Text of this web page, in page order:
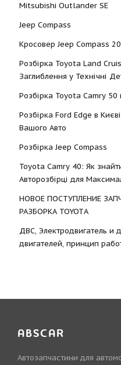
Mitsubishi Outlander SE
Jeep Compass
Кросовер Jeep Compass
Розбірка Toyota Land
Заглиблення у Технічні
Розбірка Toyota Camry
Розбірка Ford Edge в
Вашого Авто
Розбірка Jeep Compass
Toyota Camry 40: Як
Авторозбірці для
НОВОЕ ПОСТУПЛЕНИЕ
РАЗБОРКА TOYOTА
ДВС, Электродвигатель и
двигателей, принцип
ABSCAR
Автозапчастини для